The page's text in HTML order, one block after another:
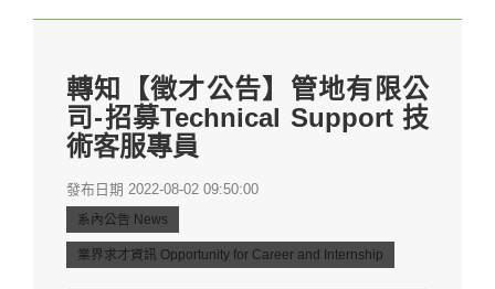
轉知【徵才公告】管地有限公
司-招募Technical Support 技
術客服專員
發布日期 2022-08-02 09:50:00
系內公告 News
業界求才資訊 Opportunity for Career and Internship